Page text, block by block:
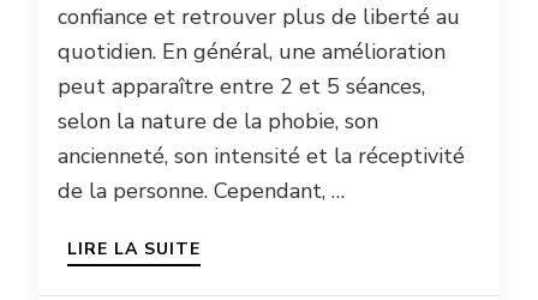
confiance et retrouver plus de liberté au
quotidien. En général, une amélioration
peut apparaître entre 2 et 5 séances,
selon la nature de la phobie, son
ancienneté, son intensité et la réceptivité
de la personne. Cependant, …
LIRE LA SUITE